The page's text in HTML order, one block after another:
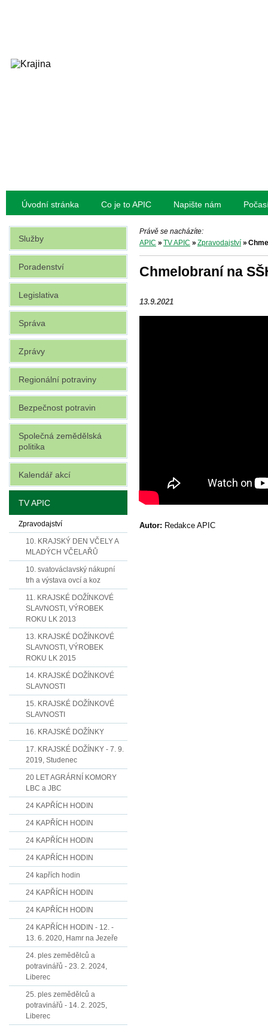
Úvodní stránka Co je to APIC Napište nám
Právě se nacházíte:
APIC » TV APIC » Zpravodajství »
Chmelobraní na
13.9.2021
Autor: Redakce APIC
Služby
Poradenství
Legislativa
Správa
Zprávy
Regionální potraviny
Bezpečnost potravin
Společná zemědělská
politika
Kalendář akcí
TV APIC
Zpravodajství
10. KRAJSKÝ DEN VČELY A
MLADÝCH VČELAŘŮ
10. svatováclavský nákupní
trh a výstava ovcí a koz
11. KRAJSKÉ DOŽÍNKOVÉ
SLAVNOSTI, VÝROBEK
ROKU LK 2013
13. KRAJSKÉ DOŽÍNKOVÉ
SLAVNOSTI, VÝROBEK
ROKU LK 2015
14. KRAJSKÉ DOŽÍNKOVÉ
SLAVNOSTI
15. KRAJSKÉ DOŽÍNKOVÉ
SLAVNOSTI
16. KRAJSKÉ DOŽÍNKY
17. KRAJSKÉ DOŽÍNKY - 7. 9.
2019, Studenec
20 LET AGRÁRNÍ KOMORY
LBC a JBC
24 KAPŘÍCH HODIN
24 KAPŘÍCH HODIN
24 KAPŘÍCH HODIN
24 KAPŘÍCH HODIN
24 kapřích hodin
24 KAPŘÍCH HODIN
24 KAPŘÍCH HODIN
24 KAPŘÍCH HODIN - 12. -
13. 6. 2020, Hamr na Jezeře
24. ples zemědělců a
potravinářů - 23. 2. 2024,
Liberec
25. ples zemědělců a
potravinářů - 14. 2. 2025,
Liberec